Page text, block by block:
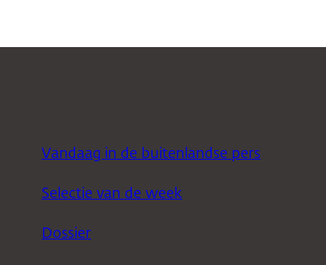
Vandaag in de buitenlandse pers
Selectie van de week
Dossier